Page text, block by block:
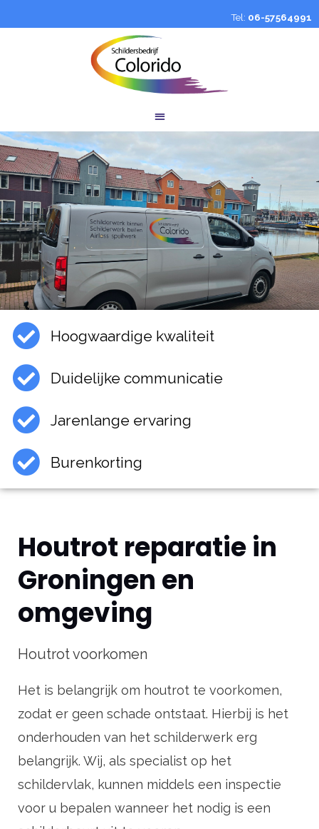
Tel: 06-57564991
Hoogwaardige kwaliteit
Duidelijke communicatie
Jarenlange ervaring
Burenkorting
Houtrot reparatie in
Groningen en
omgeving
Houtrot voorkomen
Het is belangrijk om houtrot te voorkomen,
zodat er geen schade ontstaat. Hierbij is het
onderhouden van het schilderwerk erg
belangrijk. Wij, als specialist op het
schildervlak, kunnen middels een inspectie
voor u bepalen wanneer het nodig is een